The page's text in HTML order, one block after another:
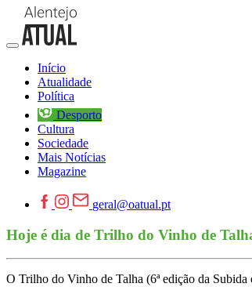
Início
Atualidade
Política
Desporto
Cultura
Sociedade
Mais Notícias
Magazine
geral@oatual.pt
Hoje é dia de Trilho do Vinho de
O Trilho do Vinho de Talha (6ª edição da